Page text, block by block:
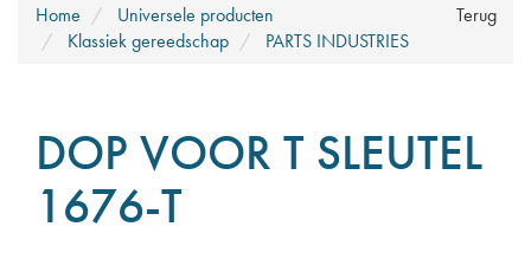
Terug
Home
Universele producten
Klassiek gereedschap
PARTS INDUSTRIES
DOP VOOR T SLEUTEL
1676-T